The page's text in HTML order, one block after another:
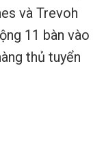
và Trevoh
11 bàn vào
thủ tuyển